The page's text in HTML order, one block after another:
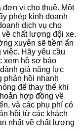
đơn vị cho thuê. Một
phép kinh doanh
dịch vụ cho
chất lượng đội xe.
xuyên sẽ tiềm ẩn
việc. Hãy yêu cầu
xem hồ sơ bảo
giá năng lực
phản hồi nhanh
để thay thế khi
hợp đồng về
và các phụ phí có
hồi từ các khách
nhất về chất lượng